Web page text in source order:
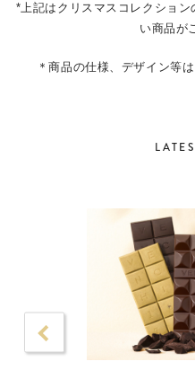
*上記はクリスマスコレクショ
い商品が
＊商品の仕様、デザイン等